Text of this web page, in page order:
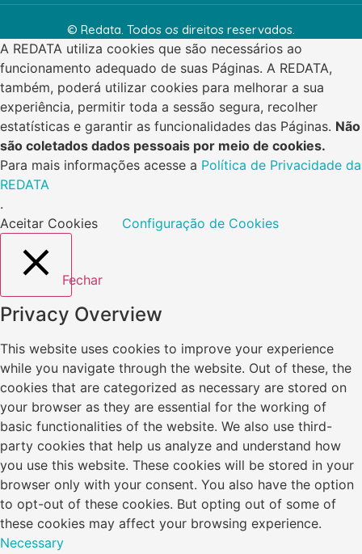
© Redata. Todos os direitos reservados.
A REDATA utiliza cookies que são necessários ao
funcionamento adequado de suas Páginas. A REDATA,
também, poderá utilizar cookies para melhorar a sua
experiência, permitir toda a sessão segura, recolher
estatísticas e garantir as funcionalidades das Páginas. Não
são coletados dados pessoais por meio de cookies.
Para mais informações acesse a Política de Privacidade da
REDATA
.
Aceitar Cookies
Configuração de Cookies
Fechar
Privacy Overview
This website uses cookies to improve your experience
while you navigate through the website. Out of these, the
cookies that are categorized as necessary are stored on
your browser as they are essential for the working of
basic functionalities of the website. We also use third-
party cookies that help us analyze and understand how
you use this website. These cookies will be stored in your
browser only with your consent. You also have the option
to opt-out of these cookies. But opting out of some of
these cookies may affect your browsing experience.
Necessary